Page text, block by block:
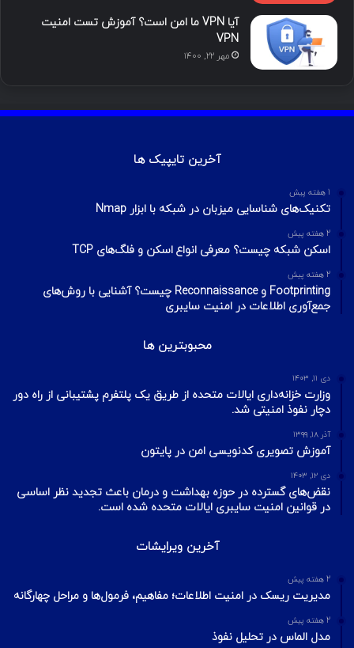
آیا VPN ما امن است؟ آموزش تست امنیت
VPN
مهر ۲۲, ۱۴۰۰
آخرین تایپیک ها
1 هفته پیش
تکنیک‌های شناسایی میزبان در شبکه با ابزار Nmap
2 هفته پیش
اسکن شبکه چیست؟ معرفی انواع اسکن و فلگ‌های TCP
2 هفته پیش
Footprinting و Reconnaissance چیست؟ آشنایی با روش‌های
جمع‌آوری اطلاعات در امنیت سایبری
محبوبترین ها
دی ۱۱, ۱۴۰۳
وزارت خزانه‌داری ایالات متحده از طریق یک پلتفرم پشتیبانی از راه دور
دچار نفوذ امنیتی شد.
آذر ۱۸, ۱۳۹۹
آموزش تصویری کدنویسی امن در پایتون
دی ۱۲, ۱۴۰۳
نقض‌های گسترده در حوزه بهداشت و درمان باعث تجدید نظر اساسی
در قوانین امنیت سایبری ایالات متحده شده است.
آخرین ویرایشات
2 هفته پیش
مدیریت ریسک در امنیت اطلاعات؛ مفاهیم، فرمول‌ها و مراحل چهارگانه
2 هفته پیش
مدل الماس در تحلیل نفوذ